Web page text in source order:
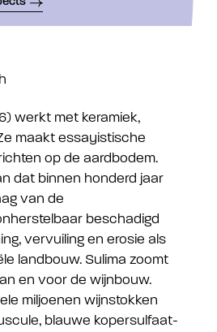
werkt met keramiek,
maakt essayistische
op de aardbodem.
dat binnen honderd jaar
van de
beschadigd
vervuiling en erosie als
landbouw. Sulima zoomt
en voor de wijnbouw.
miljoenen wijnstokken
blauwe kopersulfaat-